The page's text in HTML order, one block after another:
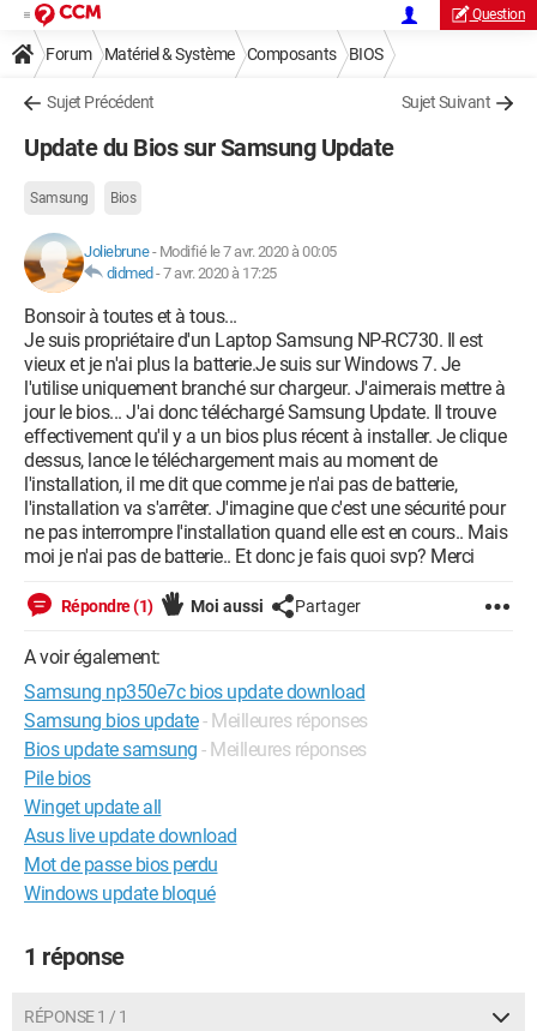
Question
Forum Matériel & Système Composants BIOS
Sujet Précédent Sujet Suivant
Update du Bios sur Samsung Update
Samsung Bios
Joliebrune- Modifié le 7 avr. 2020 à 00:05
didmed -7 avr. 2020 à 17:25
Bonsoir à toutes et à tous...
Je suis propriétaire d'un Laptop Samsung NP-RC730. Il est
vieux et je n'ai plus la batterie.Je suis sur Windows 7. Je
l'utilise uniquement branché sur chargeur. J'aimerais mettre à
jour le bios... J'ai donc téléchargé Samsung Update. Il trouve
effectivement qu'il y a un bios plus récent à installer. Je clique
dessus, lance le téléchargement mais au moment de
l'installation, il me dit que comme je n'ai pas de batterie,
l'installation va s'arrêter. J'imagine que c'est une sécurité pour
ne pas interrompre l'installation quand elle est en cours.. Mais
moi je n'ai pas de batterie.. Et donc je fais quoi svp? Merci
Répondre (1) Moi aussi Partager
A voir également:
Samsung np350e7c bios update download
Samsung bios update- Meilleures réponses
Bios update samsung - Meilleures réponses
Pile bios
Winget update all
Asus live update download
Mot de passe bios perdu
Windows update bloqué
1 réponse
RÉPONSE 1 / 1